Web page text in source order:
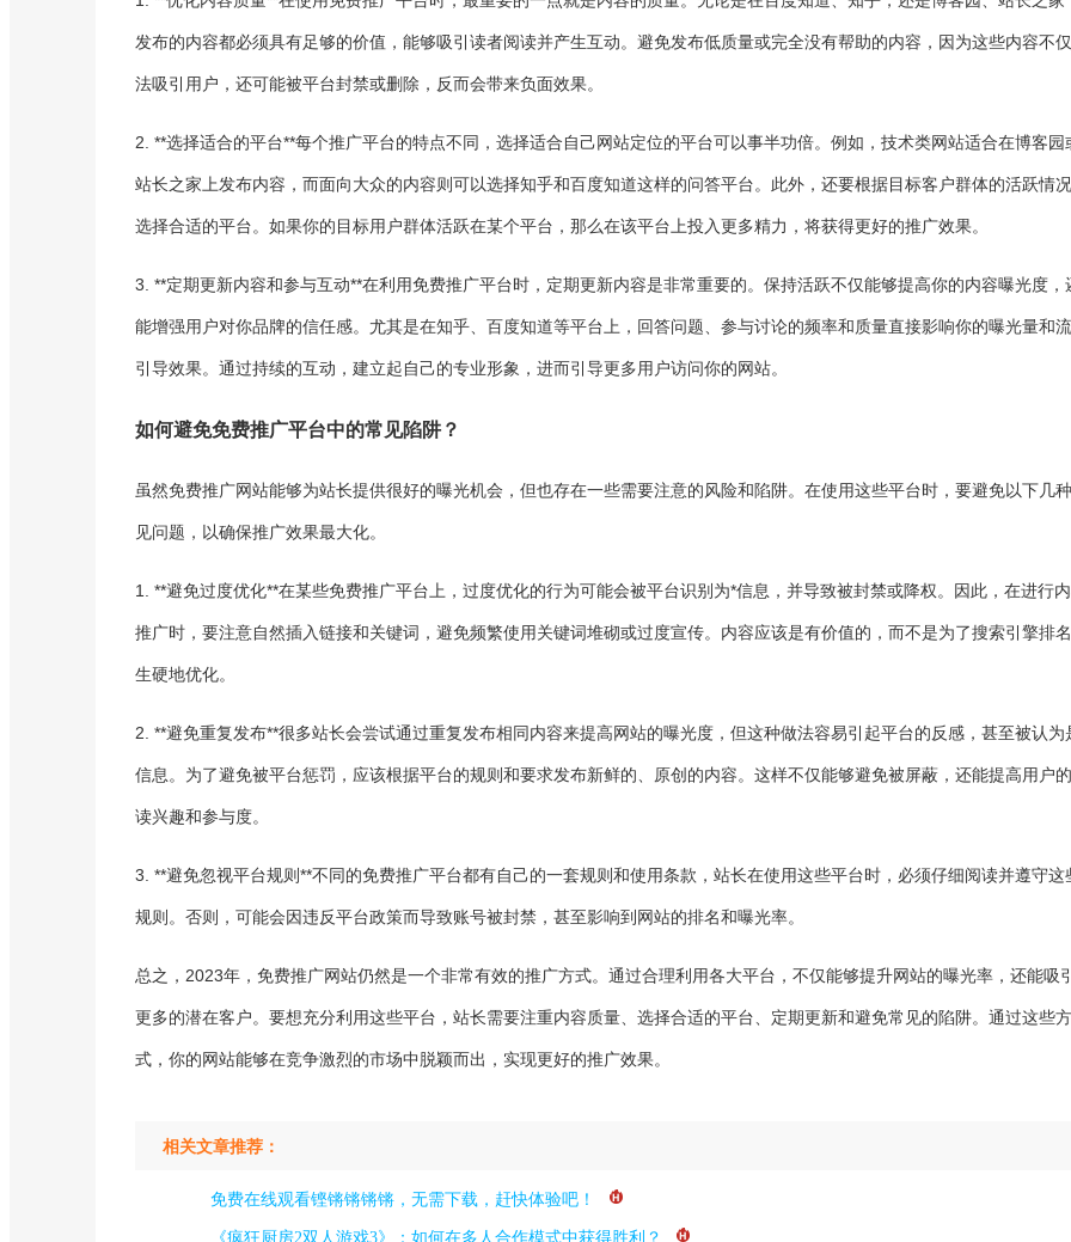
发布的内容都必须具有足够的价值，能够吸引读者阅读并产生互动。避免发布低质量或完全没有帮助的内容，因为这些内容不
法吸引用户，还可能被平台封禁或删除，反而会带来负面效果。
2. **选择适合的平台**每个推广平台的特点不同，选择适合自己网站定位的平台可以事半功倍。例如，技术类网站适合在博客园
站长之家上发布内容，而面向大众的内容则可以选择知乎和百度知道这样的问答平台。此外，还要根据目标客户群体的活跃情
选择合适的平台。如果你的目标用户群体活跃在某个平台，那么在该平台上投入更多精力，将获得更好的推广效果。
3. **定期更新内容和参与互动**在利用免费推广平台时，定期更新内容是非常重要的。保持活跃不仅能够提高你的内容曝光度，
能增强用户对你品牌的信任感。尤其是在知乎、百度知道等平台上，回答问题、参与讨论的频率和质量直接影响你的曝光量和
引导效果。通过持续的互动，建立起自己的专业形象，进而引导更多用户访问你的网站。
如何避免免费推广平台中的常见陷阱？
虽然免费推广网站能够为站长提供很好的曝光机会，但也存在一些需要注意的风险和陷阱。在使用这些平台时，要避免以下几
见问题，以确保推广效果最大化。
1. **避免过度优化**在某些免费推广平台上，过度优化的行为可能会被平台识别为*信息，并导致被封禁或降权。因此，在进行
推广时，要注意自然插入链接和关键词，避免频繁使用关键词堆砌或过度宣传。内容应该是有价值的，而不是为了搜索引擎排
生硬地优化。
2. **避免重复发布**很多站长会尝试通过重复发布相同内容来提高网站的曝光度，但这种做法容易引起平台的反感，甚至被认为
信息。为了避免被平台惩罚，应该根据平台的规则和要求发布新鲜的、原创的内容。这样不仅能够避免被屏蔽，还能提高用户
读兴趣和参与度。
3. **避免忽视平台规则**不同的免费推广平台都有自己的一套规则和使用条款，站长在使用这些平台时，必须仔细阅读并遵守这
规则。否则，可能会因违反平台政策而导致账号被封禁，甚至影响到网站的排名和曝光率。
总之，2023年，免费推广网站仍然是一个非常有效的推广方式。通过合理利用各大平台，不仅能够提升网站的曝光率，还能吸引
更多的潜在客户。要想充分利用这些平台，站长需要注重内容质量、选择合适的平台、定期更新和避免常见的陷阱。通过这些方
式，你的网站能够在竞争激烈的市场中脱颖而出，实现更好的推广效果。
相关文章推荐：
免费在线观看铿锵锵锵锵，无需下载，赶快体验吧！
《疯狂厨房2双人游戏3》：如何在多人合作模式中获得胜利？